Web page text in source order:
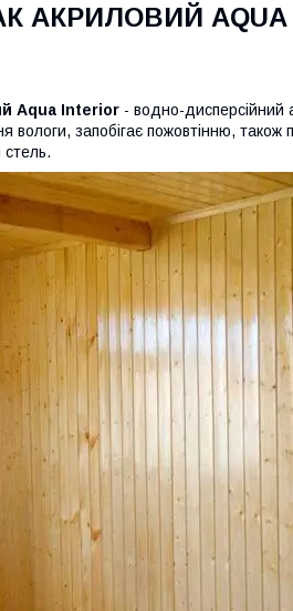
АКРИЛОВИЙ AQUA
Aqua Interior - водно-дисперсійний
вологи, запобігає пожовтінню,
стель.